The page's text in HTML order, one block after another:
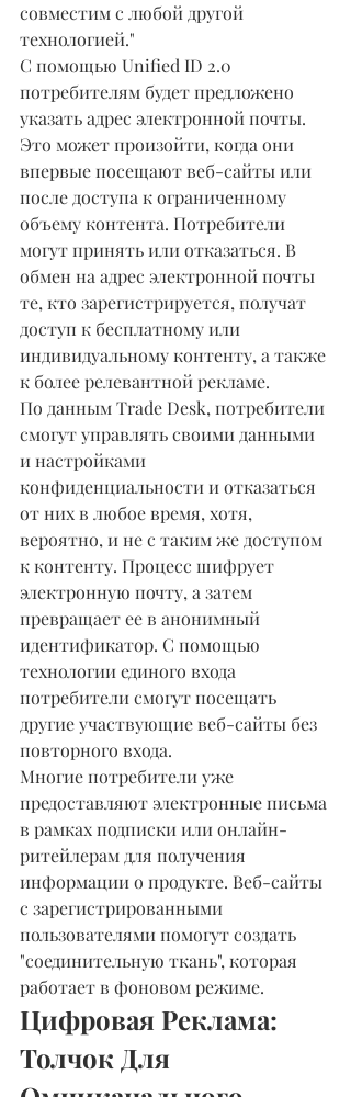
совместим с любой другой
технологией."
С помощью Unified ID 2.0
потребителям будет предложено
указать адрес электронной почты.
Это может произойти, когда они
впервые посещают веб-сайты или
после доступа к ограниченному
объему контента. Потребители
могут принять или отказаться. В
обмен на адрес электронной почты
те, кто зарегистрируется, получат
доступ к бесплатному или
индивидуальному контенту, а также
к более релевантной рекламе.
По данным Trade Desk, потребители
смогут управлять своими данными
и настройками
конфиденциальности и отказаться
от них в любое время, хотя,
вероятно, и не с таким же доступом
к контенту. Процесс шифрует
электронную почту, а затем
превращает ее в анонимный
идентификатор. С помощью
технологии единого входа
потребители смогут посещать
другие участвующие веб-сайты без
повторного входа.
Многие потребители уже
предоставляют электронные письма
в рамках подписки или онлайн-
ритейлерам для получения
информации о продукте. Веб-сайты
с зарегистрированными
пользователями помогут создать
"соединительную ткань", которая
работает в фоновом режиме.
Цифровая Реклама:
Толчок Для